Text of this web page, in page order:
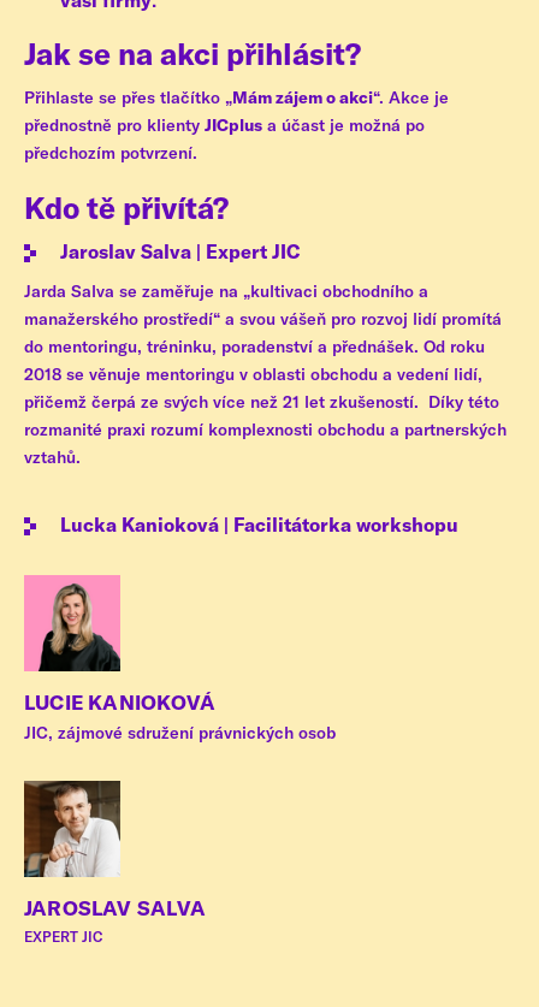
Jak se na akci přihlásit?
Přihlaste se přes tlačítko „Mám zájem o akci“. Akce je
přednostně pro klienty JICplus a účast je možná po
předchozím potvrzení.
Kdo tě přivítá?
Jaroslav Salva | Expert JIC
Jarda Salva se zaměřuje na „kultivaci obchodního a
manažerského prostředí“ a svou vášeň pro rozvoj lidí promítá
do mentoringu, tréninku, poradenství a přednášek. Od roku
2018 se věnuje mentoringu v oblasti obchodu a vedení lidí,
přičemž čerpá ze svých více než 21 let zkušeností. Díky této
rozmanité praxi rozumí komplexnosti obchodu a partnerských
vztahů.
Lucka Kanioková | Facilitátorka workshopu
LUCIE KANIOKOVÁ
JIC, zájmové sdružení právnických osob
JAROSLAV SALVA
EXPERT JIC